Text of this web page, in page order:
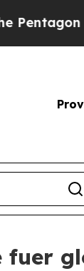
Is
fuer